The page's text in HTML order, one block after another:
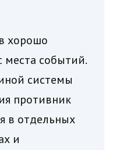
хорошо
событий.
системы
противник
в отдельных
и